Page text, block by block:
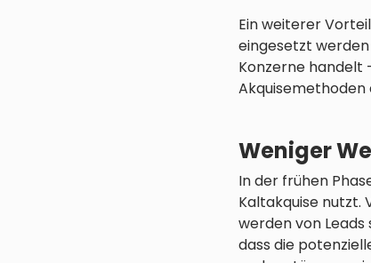
Ein weiterer
eingesetzt
Konzerne handelt
Weniger
In der frühen
Kaltakquise nutzt.
werden von
dass die